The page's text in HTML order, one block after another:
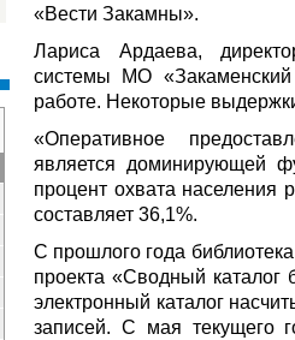
«Вести Закамны».
Лариса Ардаева,
системы МО
работе. Некоторые
«Оперативное
является доминирующей
процент охвата населения
составляет 36,1%.
С прошлого года
проекта «Сводный
электронный каталог
записей. С мая текущего